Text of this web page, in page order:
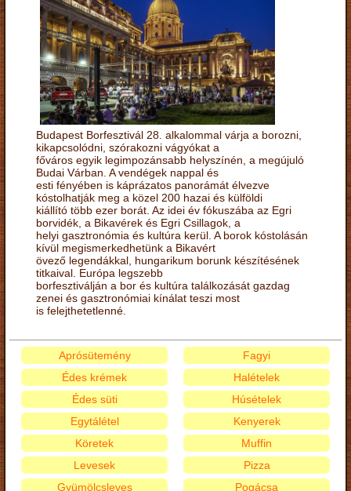
Budapest Borfesztivál 28. alkalommal várja a borozni,
kikapcsolódni, szórakozni vágyókat a
főváros egyik legimpozánsabb helyszínén, a megújuló
Budai Várban. A vendégek nappal és
esti fényében is káprázatos panorámát élvezve
kóstolhatják meg a közel 200 hazai és külföldi
kiállító több ezer borát. Az idei év fókuszába az Egri
borvidék, a Bikavérek és Egri Csillagok, a
helyi gasztronómia és kultúra kerül. A borok kóstolásán
kívül megismerkedhetünk a Bikavért
övező legendákkal, hungarikum borunk készítésének
titkaival. Európa legszebb
borfesztiválján a bor és kultúra találkozását gazdag
zenei és gasztronómiai kínálat teszi most
is felejthetetlenné.
Aprósütemény
Édes krémek
Édes süti
Egytálétel
Fagyi
Halételek
Húsételek
Kenyerek
Köretek
Levesek
Gyümölcsleves
Muffin
Pizza
Pogácsa